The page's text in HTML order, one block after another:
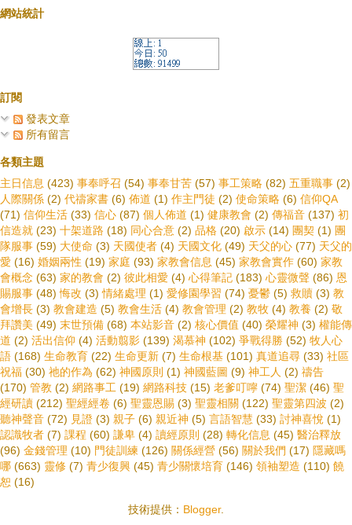
網站統計
訂閱
發表文章
所有留言
各類主題
主日信息 (423) 事奉呼召 (54) 事奉甘苦 (57) 事工策略 (82) 五重職事 (2)
人際關係 (2) 代禱家書 (6) 佈道 (1) 作主門徒 (2) 使命策略 (6) 信仰QA
(71) 信仰生活 (33) 信心 (87) 個人佈道 (1) 健康教會 (2) 傳福音 (137) 初
信造就 (23) 十架道路 (18) 同心合意 (2) 品格 (20) 啟示 (14) 團契 (1) 團
隊服事 (59) 大使命 (3) 天國使者 (4) 天國文化 (49) 天父的心 (77) 天父的
愛 (16) 婚姻兩性 (19) 家庭 (93) 家教會信息 (45) 家教會實作 (60) 家教
會概念 (63) 家的教會 (2) 彼此相愛 (4) 心得筆記 (183) 心靈微聲 (86) 恩
賜服事 (48) 悔改 (3) 情緒處理 (1) 愛修園學習 (74) 憂鬱 (5) 救贖 (3) 教
會增長 (3) 教會建造 (5) 教會生活 (4) 教會管理 (2) 教牧 (4) 教養 (2) 敬
拜讚美 (49) 末世預備 (68) 本站影音 (2) 核心價值 (40) 榮耀神 (3) 權能傳
道 (2) 活出信仰 (4) 活動翦影 (139) 渴慕神 (102) 爭戰得勝 (52) 牧人心
語 (168) 生命教育 (22) 生命更新 (7) 生命根基 (101) 真道追尋 (33) 社區
祝福 (30) 祂的作為 (62) 神國原則 (1) 神國藍圖 (9) 神工人 (2) 禱告
(170) 管教 (2) 網路事工 (19) 網路科技 (15) 老爹叮嚀 (74) 聖潔 (46) 聖
經研讀 (212) 聖經經卷 (6) 聖靈恩賜 (3) 聖靈相關 (122) 聖靈第四波 (2)
聽神聲音 (72) 見證 (3) 親子 (6) 親近神 (5) 言語智慧 (33) 討神喜悅 (1)
認識牧者 (7) 課程 (60) 謙卑 (4) 讀經原則 (28) 轉化信息 (45) 醫治釋放
(96) 金錢管理 (10) 門徒訓練 (126) 關係經營 (56) 關於我們 (17) 隱藏嗎
哪 (663) 靈修 (7) 青少復興 (45) 青少關懷培育 (146) 領袖塑造 (110) 饒
恕 (16)
技術提供： Blogger.